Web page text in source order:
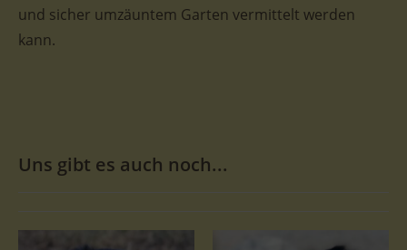
und sicher umzäuntem Garten vermittelt werden
kann.
Uns gibt es auch noch...